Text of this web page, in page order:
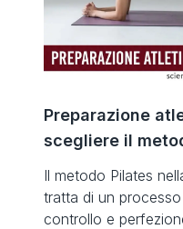
dello zinco per la
Preparazione
scegliere il
Il metodo Pilates
tratta di un
controllo e